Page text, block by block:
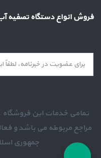
فروش انواع دستگاه تصفیه
تمامی خدمات این فروشگاه
مراجع مربوطه می باشد و
جمهوری